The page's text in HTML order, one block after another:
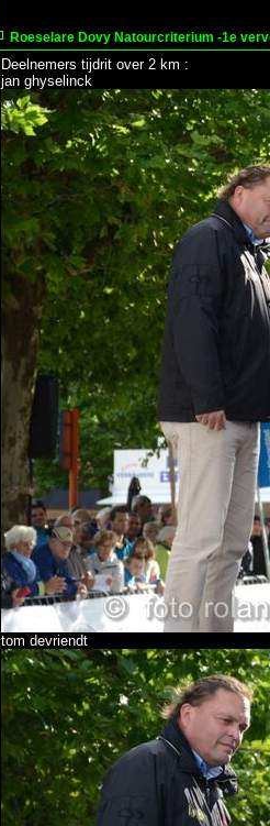
Roeselare Dovy Natourcriterium -1e
Deelnemers tijdrit over 2 km :
jan ghyselinck
tom devriendt